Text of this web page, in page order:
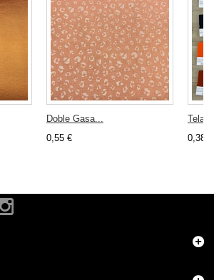
Doble Gasa...
0,55 €
Tela
0,38 €